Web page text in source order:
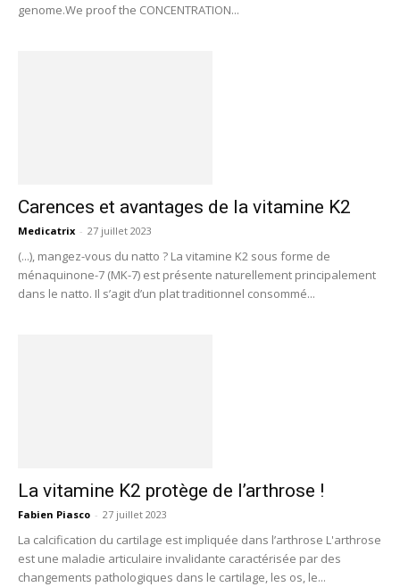
genome.We proof the CONCENTRATION...
Carences et avantages de la vitamine K2
Medicatrix - 27 juillet 2023
(...), mangez-vous du natto ? La vitamine K2 sous forme de
ménaquinone-7 (MK-7) est présente naturellement principalement
dans le natto. Il s’agit d’un plat traditionnel consommé...
La vitamine K2 protège de l’arthrose !
Fabien Piasco - 27 juillet 2023
La calcification du cartilage est impliquée dans l’arthrose L'arthrose
est une maladie articulaire invalidante caractérisée par des
changements pathologiques dans le cartilage, les os, le...